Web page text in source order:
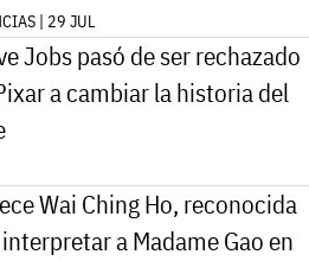
| 29 JUL
Jobs pasó de ser rechazado
a cambiar la historia del
Wai Ching Ho, reconocida
a Madame Gao en